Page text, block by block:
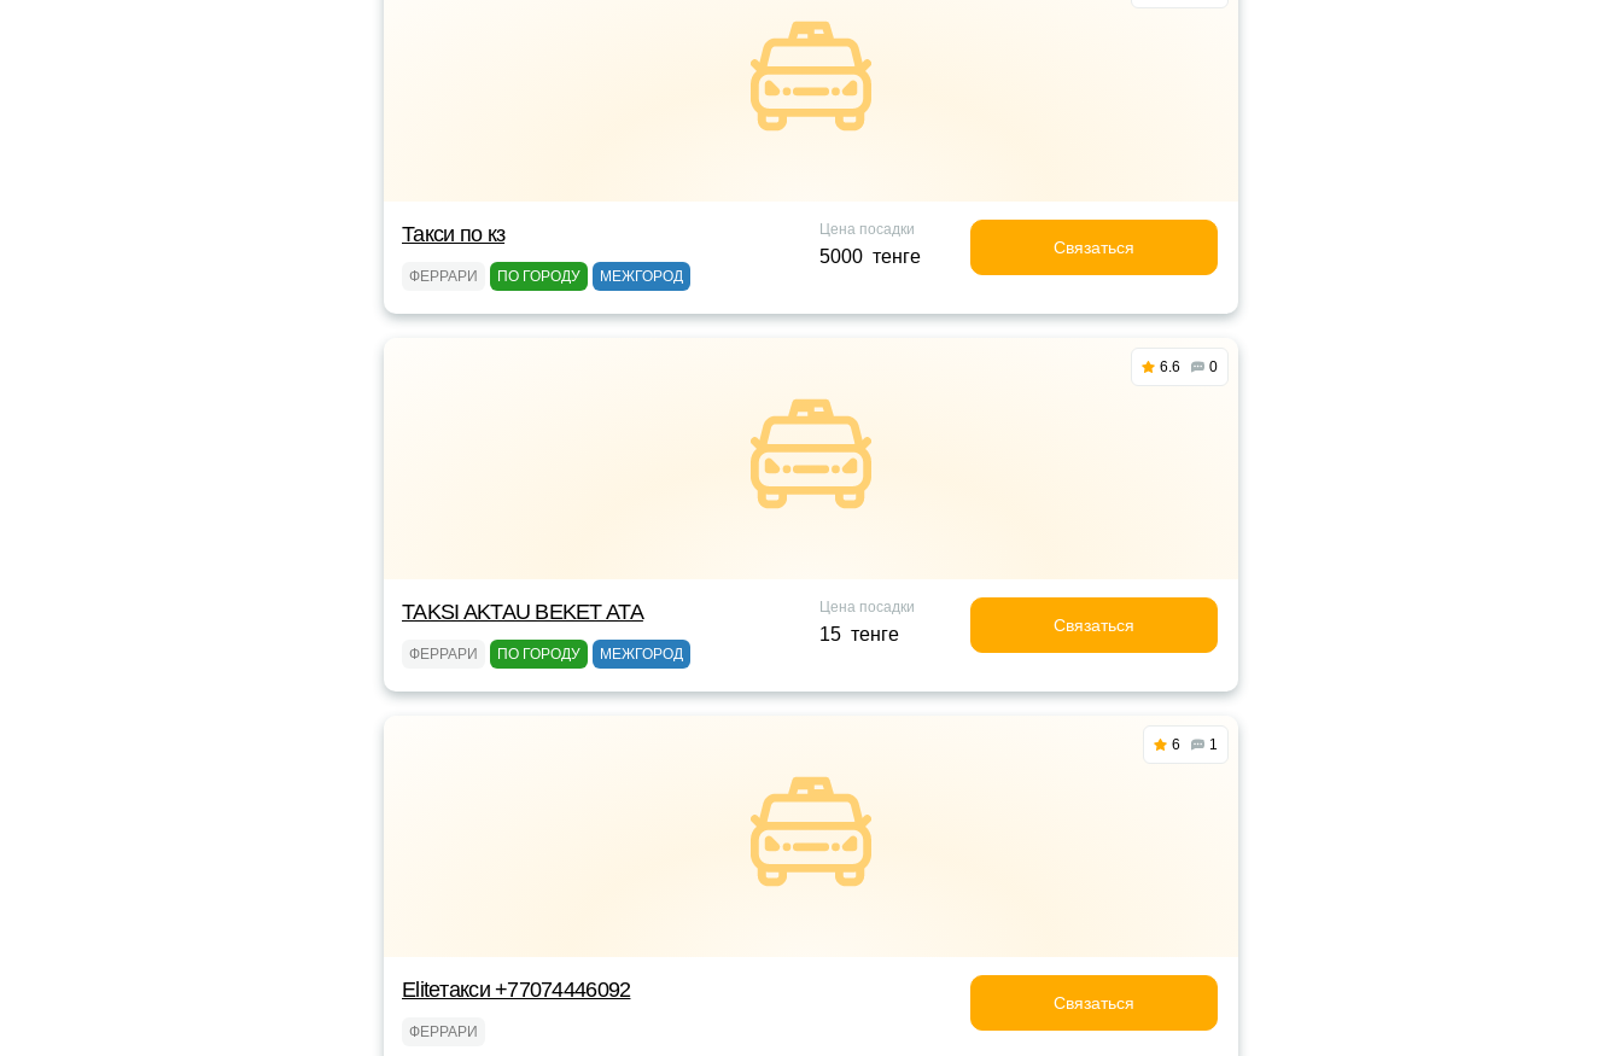
Такси по кз
ФЕРРАРИ ПО ГОРОДУ МЕЖГОРОД
Цена посадки
5000 тенге Связаться
6.6 0
TAKSI AKTAU BEKET ATA
ФЕРРАРИ ПО ГОРОДУ МЕЖГОРОД
Цена посадки
15 тенге Связаться
6 1
Eliteтакси +77074446092
ФЕРРАРИ
Связаться